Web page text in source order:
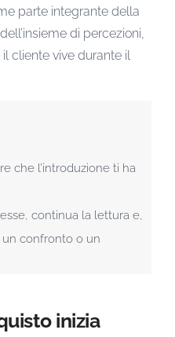
parte integrante della
di percezioni,
cliente vive durante il
che l’introduzione ti ha
continua la lettura e,
un confronto o un
inizia